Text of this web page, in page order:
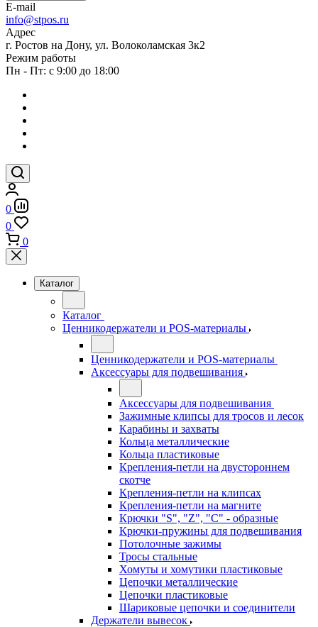
E-mail
info@stpos.ru
Адрес
г. Ростов на Дону, ул. Волоколамская 3к2
Режим работы
Пн - Пт: с 9:00 до 18:00
0
0
0
Каталог
Каталог
Ценникодержатели и POS-материалы
Ценникодержатели и POS-материалы
Аксессуары для подвешивания
Аксессуары для подвешивания
Зажимные клипсы для тросов и лесок
Карабины и захваты
Кольца металлические
Кольца пластиковые
Крепления-петли на двустороннем
скотче
Крепления-петли на клипсах
Крепления-петли на магните
Крючки "S", "Z", "C" - образные
Крючки-пружины для подвешивания
Потолочные зажимы
Тросы стальные
Хомуты и хомутики пластиковые
Цепочки металлические
Цепочки пластиковые
Шариковые цепочки и соединители
Держатели вывесок